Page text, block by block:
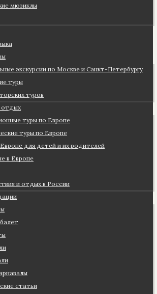
мюзиклы
экскурсии по Москве и Санкт-Петербургу
туры
туров
отдых
туры по Европе
туры по Европе
для детей и их родителей
в Европе
и отдых в России
статьи